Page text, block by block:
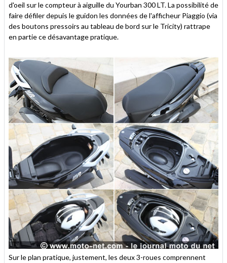
d'oeil sur le compteur à aiguille du Yourban 300 LT. La possibilité de
faire défiler depuis le guidon les données de l'afficheur Piaggio (via
des boutons pressoirs au tableau de bord sur le Tricity) rattrape
en partie ce désavantage pratique.
Sur le plan pratique, justement, les deux 3-roues comprennent